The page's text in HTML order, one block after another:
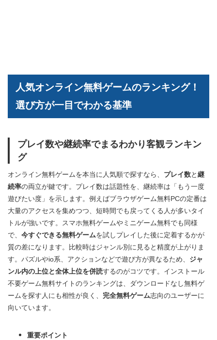
人気オンライン無料ゲームのランキング！
選び方が一目でわかる基準
プレイ数や継続率でまるわかり客観ランキン
グ
オンライン無料ゲームを本当に人気順で探すなら、 プレイ数と継
続率の両立が鍵です。プレイ数は話題性を、継続率は「もう一度
遊びたい度」を示します。例えばブラウザゲーム無料PCの定番は
大量のアクセスを集めつつ、短時間でも戻ってくる人が多いタイ
トルが強いです。スマホ無料ゲームやミニゲーム無料でも同様
で、 今すぐできる無料ゲームを試しプレイした後に定着するかが
質の差になります。比較時はジャンル別に見ると精度が上がりま
す。パズルやio系、アクションなどで遊び方が異なるため、 ジャ
ンル内の上位と全体上位を併読するのがコツです。インストール
不要ゲーム無料サイトのランキングは、ダウンロードなし無料ゲ
ームを探す人にも相性が良く、 完全無料ゲーム志向のユーザーに
向いています。
重要ポイント